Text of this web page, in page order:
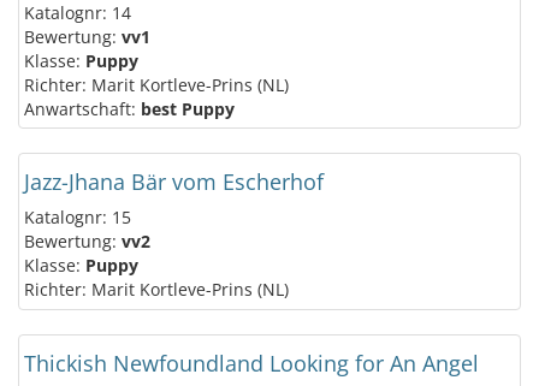
Katalognr: 14
Bewertung: vv1
Klasse: Puppy
Richter: Marit Kortleve-Prins (NL)
Anwartschaft: best Puppy
Jazz-Jhana Bär vom Escherhof
Katalognr: 15
Bewertung: vv2
Klasse: Puppy
Richter: Marit Kortleve-Prins (NL)
Thickish Newfoundland Looking for An Angel